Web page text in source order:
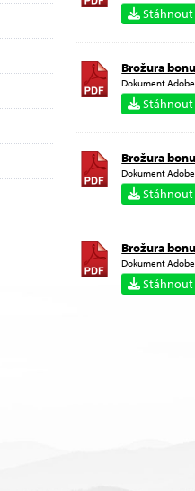
Brožura
Dokument
Brožura
Dokument
Brožura
Dokument